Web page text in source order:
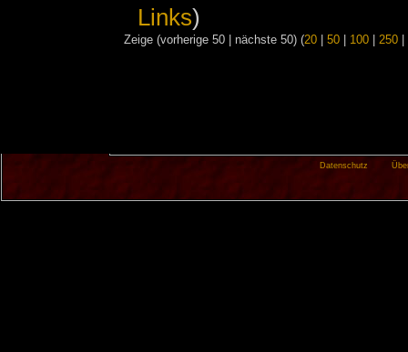
Links)
Zeige (vorherige 50 | nächste 50) (20| 50| 100| 250|
Datenschutz